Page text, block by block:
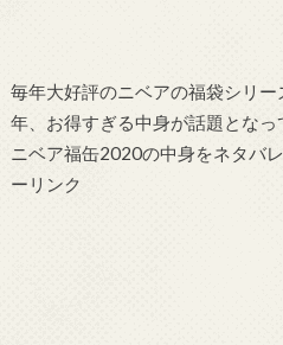
毎年大好評のニベアの福袋シリ
年、お得すぎる中身が話題とな
ニベア福缶2020の中身をネタバ
ーリンク